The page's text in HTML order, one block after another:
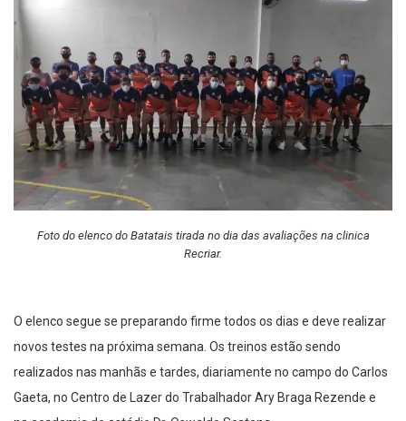
Foto do elenco do Batatais tirada no dia das avaliações na clinica
Recriar.
O elenco segue se preparando firme todos os dias e deve realizar
novos testes na próxima semana. Os treinos estão sendo
realizados nas manhãs e tardes, diariamente no campo do Carlos
Gaeta, no Centro de Lazer do Trabalhador Ary Braga Rezende e